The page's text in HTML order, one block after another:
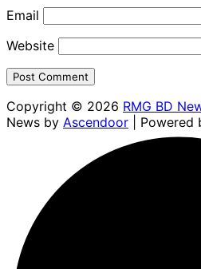
Email
Website
Copyright © 2026 RMG BD
News by Ascendoor | Powered